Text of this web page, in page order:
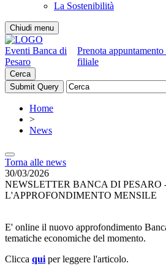
La Sostenibilità
Chiudi menu
Eventi Banca di
Pesaro
Prenota appuntamento
filiale
Cerca
Home
>
News
Torna alle news
30/03/2026
NEWSLETTER BANCA DI PESARO
L'APPROFONDIMENTO MENSILE
E' online il nuovo approfondimento
tematiche economiche del momento.
Clicca qui per leggere l'articolo.